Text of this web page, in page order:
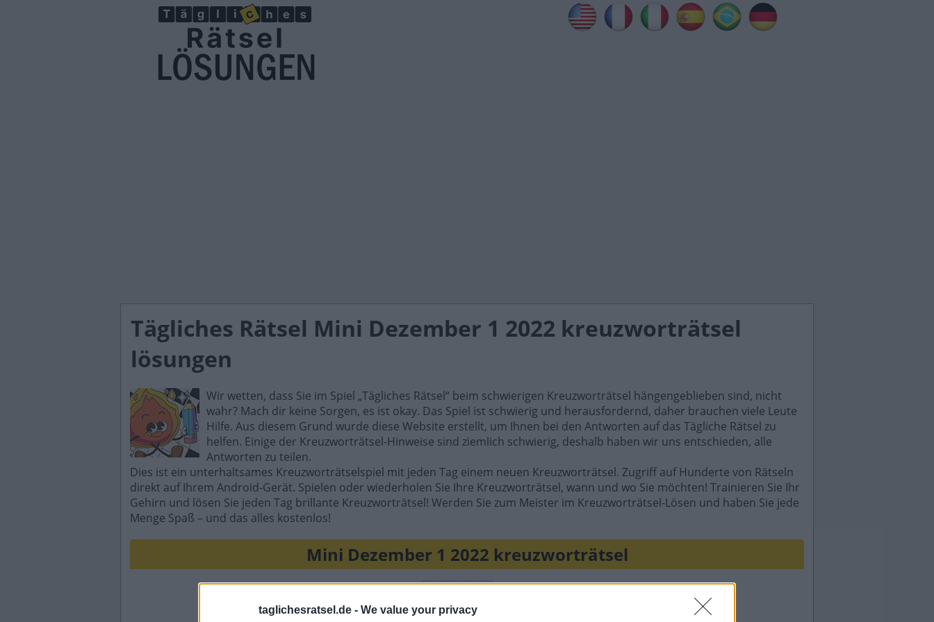
taglichesratsel.de - We value your privacy
Tägliches Rätsel Mini Dezember 1 2022 kreuzworträtsel
lösungen
Wir wetten, dass Sie im Spiel „Tägliches Rätsel“ beim schwierigen Kreuzworträtsel hängengeblieben sind, nicht
wahr? Mach dir keine Sorgen, es ist okay. Das Spiel ist schwierig und herausfordernd, daher brauchen viele Leute
Hilfe. Aus diesem Grund wurde diese Website erstellt, um Ihnen bei den Antworten auf das Tägliche Rätsel zu
helfen. Einige der Kreuzworträtsel-Hinweise sind ziemlich schwierig, deshalb haben wir uns entschieden, alle
Antworten zu teilen.
Dies ist ein unterhaltsames Kreuzworträtselspiel mit jeden Tag einem neuen Kreuzworträtsel. Zugriff auf Hunderte von Rätseln
direkt auf Ihrem Android-Gerät. Spielen oder wiederholen Sie Ihre Kreuzworträtsel, wann und wo Sie möchten! Trainieren Sie Ihr
Gehirn und lösen Sie jeden Tag brillante Kreuzworträtsel! Werden Sie zum Meister im Kreuzworträtsel-Lösen und haben Sie jede
Menge Spaß – und das alles kostenlos!
Mini Dezember 1 2022 kreuzworträtsel
A
E R